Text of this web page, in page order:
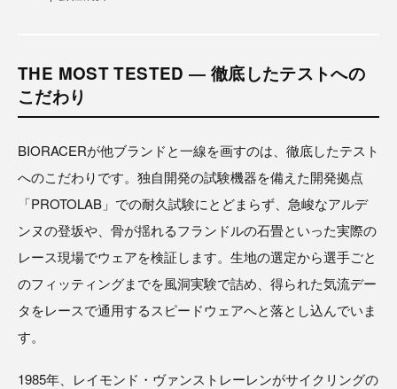
THE MOST TESTED ― 徹底したテストへの
こだわり
BIORACERが他ブランドと一線を画すのは、徹底したテスト
へのこだわりです。独自開発の試験機器を備えた開発拠点
「PROTOLAB」での耐久試験にとどまらず、急峻なアルデ
ンヌの登坂や、骨が揺れるフランドルの石畳といった実際の
レース現場でウェアを検証します。生地の選定から選手ごと
のフィッティングまでを風洞実験で詰め、得られた気流デー
タをレースで通用するスピードウェアへと落とし込んでいま
す。
1985年、レイモンド・ヴァンストレーレンがサイクリングの